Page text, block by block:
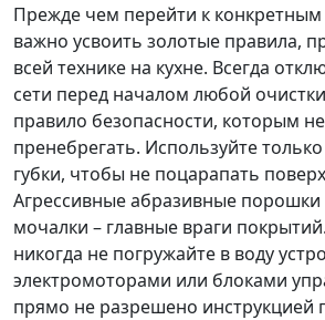
Прежде чем перейти к конкретным
важно усвоить золотые правила,
всей технике на кухне. Всегда
сети перед началом любой
правило безопасности, которым
пренебрегать. Используйте
губки, чтобы не поцарапать
Агрессивные абразивные порошки
мочалки – главные враги
никогда не погружайте в воду
электромоторами или блоками
прямо не разрешено инструкцией